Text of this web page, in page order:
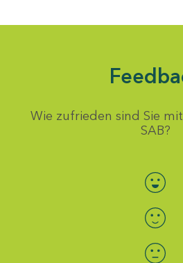
Wie zufrieden sind Sie
SAB?